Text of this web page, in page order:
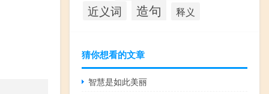
近义词 造句 释义
猜你想看的文章
智慧是如此美丽